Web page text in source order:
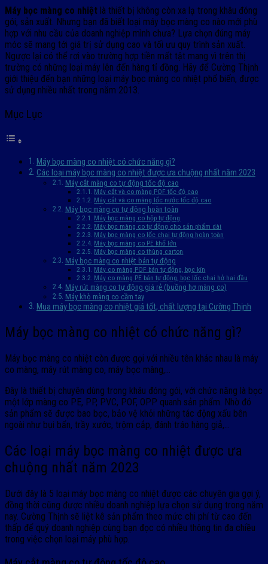
Máy bọc màng co nhiệt là thiết bị không còn xa lạ trong khâu đóng
gói, sản xuất. Nhưng bạn đã biết loại máy bọc màng co nào mới phù
hợp với nhu cầu của doanh nghiệp mình chưa? Lựa chọn đúng máy
móc sẽ mang tới giá trị sử dụng cao và tối ưu quy trình sản xuất.
Ngược lại có thể rơi vào trường hợp tiền mất tật mang vì trên thị
trường có những loại máy lên đến hàng tỉ đồng. Hãy để Cường Thịnh
giới thiệu đến bạn những loại máy bọc màng co nhiệt phổ biến, được
sử dụng nhiều nhất trong năm 2013.
Mục Lục
Máy bọc màng co nhiệt có chức năng gì?
Các loại máy bọc màng co nhiệt được ưa chuộng nhất năm 2023
Máy cắt màng co tự động tốc độ cao
Máy cắt và co màng POF tốc độ cao
Máy cắt và co màng lốc nước tốc độ cao
Máy bọc màng co tự động hoàn toàn
Máy bọc màng co hộp tự động
Máy bọc màng co tự động cho sản phẩm dài
Máy bọc màng co lốc chai tự động hoàn toàn
Máy bọc màng co PE khổ lớn
Máy bọc màng co thùng carton
Máy bọc màng co nhiệt bán tự động
Máy co màng POF bán tự động, bọc kín
Máy co màng PE bán tự động, bọc lốc chai hở hai đầu
Máy rút màng co tự động giá rẻ (buồng hơ màng co)
Máy khò màng co cầm tay
Mua máy bọc màng co nhiệt giá tốt, chất lượng tại Cường Thịnh
Máy bọc màng co nhiệt có chức năng gì?
Máy bọc màng co nhiệt còn được gọi với nhiều tên khác nhau là máy
co màng, máy rút màng co, máy bọc màng,…
Đây là thiết bị chuyên dùng trong khâu đóng gói, với chức năng là bọc
một lớp màng co PE, PP, PVC, POF, OPP quanh sản phẩm. Nhờ đó
sản phẩm sẽ được bao bọc, bảo vệ khỏi những tác động xấu bên
ngoài như bụi bẩn, trầy xước, trộm cắp, đánh tráo hàng giả,…
Các loại máy bọc màng co nhiệt được ưa
chuộng nhất năm 2023
Dưới đây là 5 loại máy bọc màng co nhiệt được các chuyên gia gợi ý,
đồng thời cũng được nhiều doanh nghiệp lựa chọn sử dụng trong năm
nay. Cường Thịnh sẽ liệt kê sản phẩm theo mức chi phí từ cao đến
thấp để quý doanh nghiệp cùng bạn đọc có nhiều thông tin đa chiều
trong việc chọn loại máy phù hợp.